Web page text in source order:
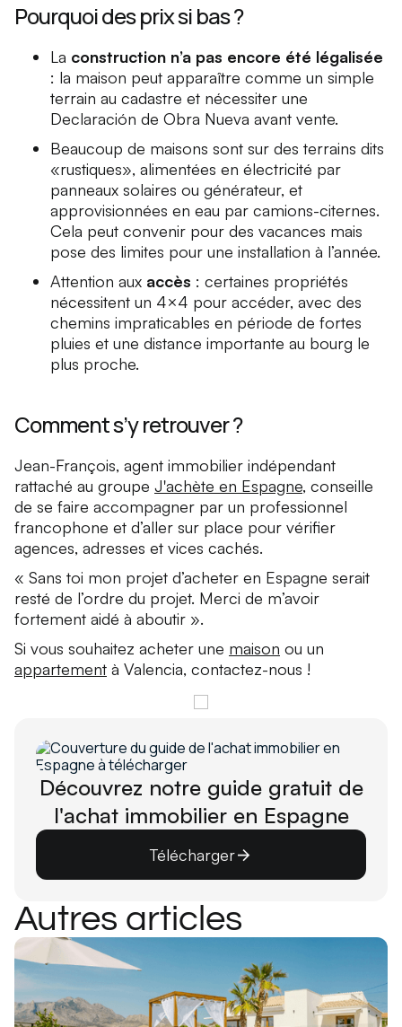
Pourquoi des prix si bas ?
La construction n’a pas encore été légalisée
: la maison peut apparaître comme un simple
terrain au cadastre et nécessiter une
Declaración de Obra Nueva avant vente.
Beaucoup de maisons sont sur des terrains dits
«rustiques», alimentées en électricité par
panneaux solaires ou générateur, et
approvisionnées en eau par camions-citernes.
Cela peut convenir pour des vacances mais
pose des limites pour une installation à l’année.
Attention aux accès : certaines propriétés
nécessitent un 4×4 pour accéder, avec des
chemins impraticables en période de fortes
pluies et une distance importante au bourg le
plus proche.
Comment s’y retrouver ?
Jean-François, agent immobilier indépendant
rattaché au groupe J'achète en Espagne, conseille
de se faire accompagner par un professionnel
francophone et d’aller sur place pour vérifier
agences, adresses et vices cachés.
« Sans toi mon projet d’acheter en Espagne serait
resté de l’ordre du projet. Merci de m’avoir
fortement aidé à aboutir ».
Si vous souhaitez acheter une maison ou un
appartement à Valencia, contactez-nous !
Découvrez notre guide gratuit de
l'achat immobilier en Espagne
Télécharger
Autres articles